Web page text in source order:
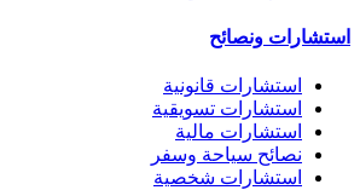
استشارات ونصائح
استشارات قانونية
استشارات تسويقية
استشارات مالية
نصائح سياحة وسفر
استشارات شخصية